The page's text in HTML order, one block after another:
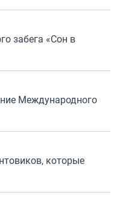
забега «Сон в
Международного
которые